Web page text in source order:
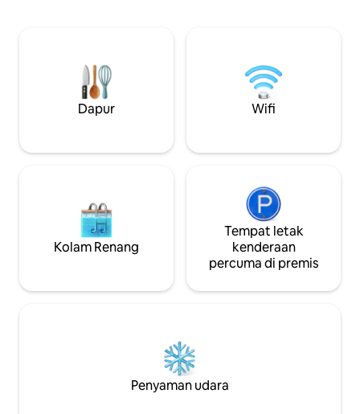
panas/sejuk, dan pendaki pertengahan
makan yang
berjemur dan
menyejukkan diri
Dapur Wifi
Kolam Renang
Tempat letak
kenderaan
percuma di premis
Penyaman udara